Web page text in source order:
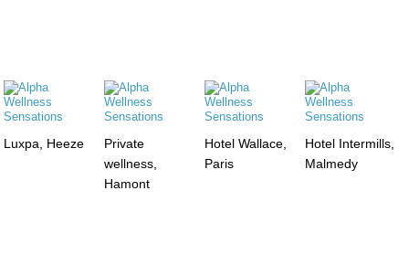
Luxpa, Heeze
Private
wellness,
Hamont
Hotel Wallace,
Paris
Hotel Intermills,
Malmedy